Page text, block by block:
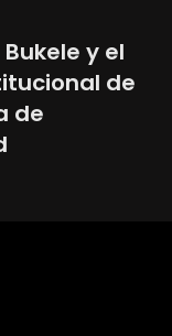
y el
de
de